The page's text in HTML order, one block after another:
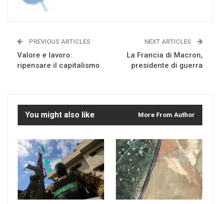
PREVIOUS ARTICLES
Valore e lavoro:
ripensare il capitalismo
NEXT ARTICLES
La Francia di Macron,
presidente di guerra
You might also like More From Author